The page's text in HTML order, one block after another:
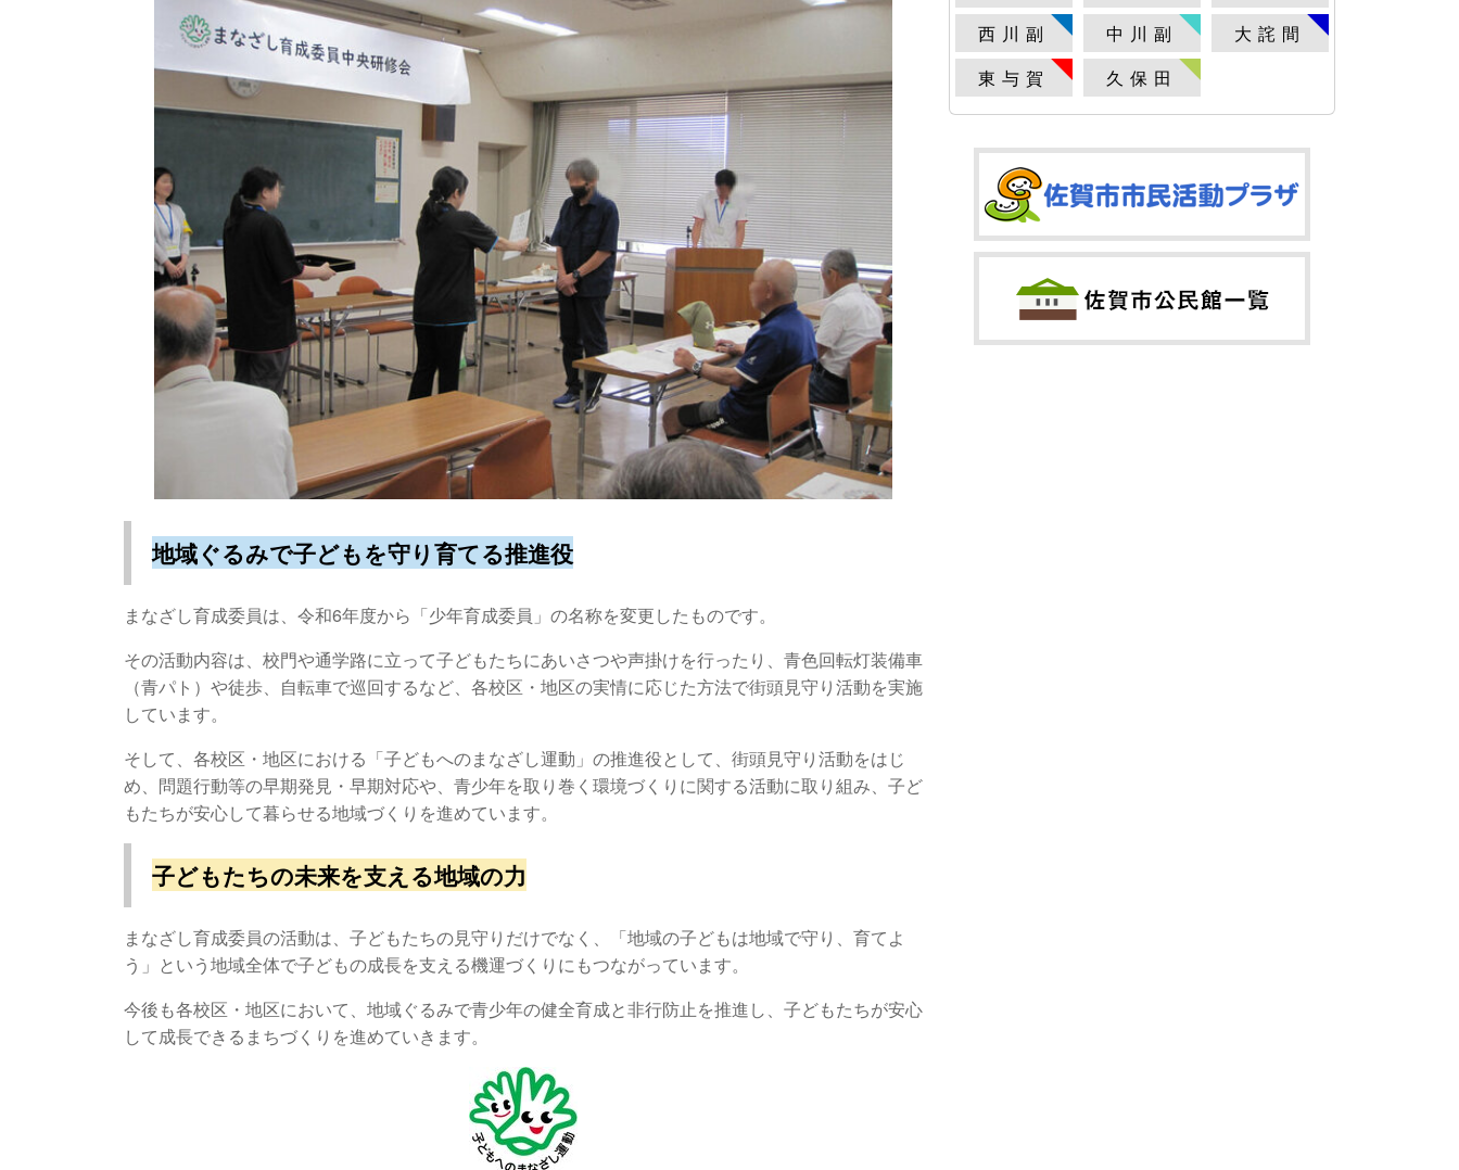
地域ぐるみで子どもを守り育てる推進役
まなざし育成委員は、令和6年度から「少年育成委員」の名称を変更したものです。
その活動内容は、校門や通学路に立って子どもたちにあいさつや声掛けを行ったり、青色回転灯装備車
（青パト）や徒歩、自転車で巡回するなど、各校区・地区の実情に応じた方法で街頭見守り活動を実施
しています。
そして、各校区・地区における「子どもへのまなざし運動」の推進役として、街頭見守り活動をはじ
め、問題行動等の早期発見・早期対応や、青少年を取り巻く環境づくりに関する活動に取り組み、子ど
もたちが安心して暮らせる地域づくりを進めています。
子どもたちの未来を支える地域の力
まなざし育成委員の活動は、子どもたちの見守りだけでなく、「地域の子どもは地域で守り、育てよ
う」という地域全体で子どもの成長を支える機運づくりにもつながっています。
今後も各校区・地区において、地域ぐるみで青少年の健全育成と非行防止を推進し、子どもたちが安心
して成長できるまちづくりを進めていきます。
西川副
中川副
大詫間
東与賀
久保田